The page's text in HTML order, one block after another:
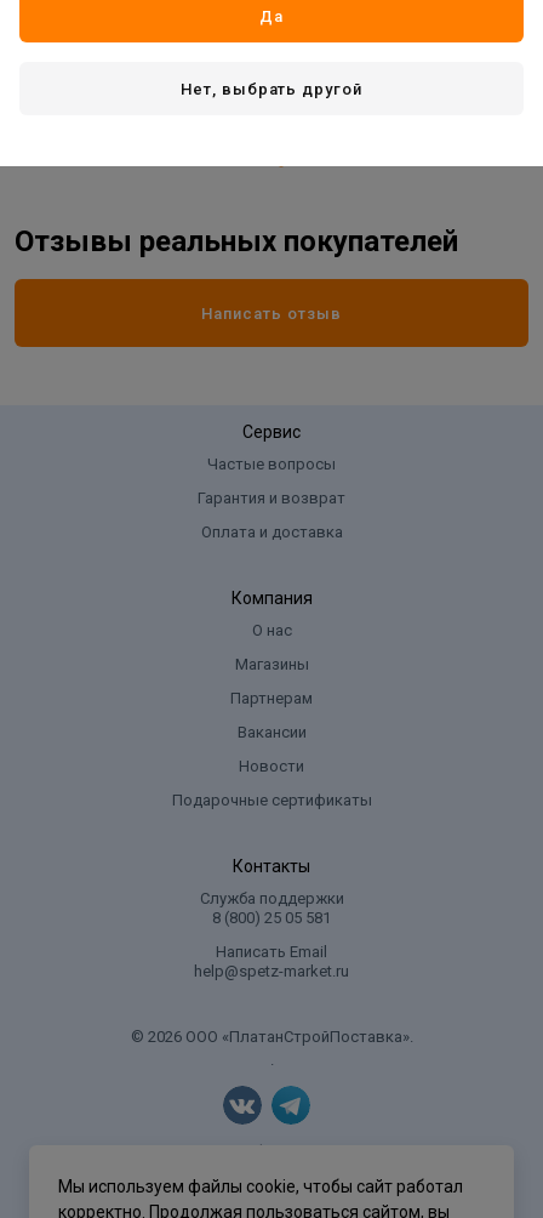
Troyka
часы
Отзывы реальных покупателей
Написать отзыв
Сервис
Частые вопросы
Гарантия и возврат
Оплата и доставка
Компания
О нас
Магазины
Партнерам
Вакансии
Новости
Подарочные сертификаты
Контакты
Служба поддержки
8 (800) 25 05 581
Написать Email
help@spetz-market.ru
© 2026 ООО «ПлатанСтройПоставка».
.
Политика конфиденциальности
Да
Нет, выбрать другой
Мы используем файлы cookie, чтобы сайт работал
корректно. Продолжая пользоваться сайтом, вы